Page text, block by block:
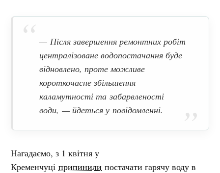
— Після завершення ремонтних робіт
централізоване водопостачання буде
відновлено, проте можливе
короткочасне збільшення
каламутності та забарвленості
води, — йдеться у повідомленні.
Нагадаємо, з 1 квітня у
Кременчуціприпинили постачати гарячу воду в